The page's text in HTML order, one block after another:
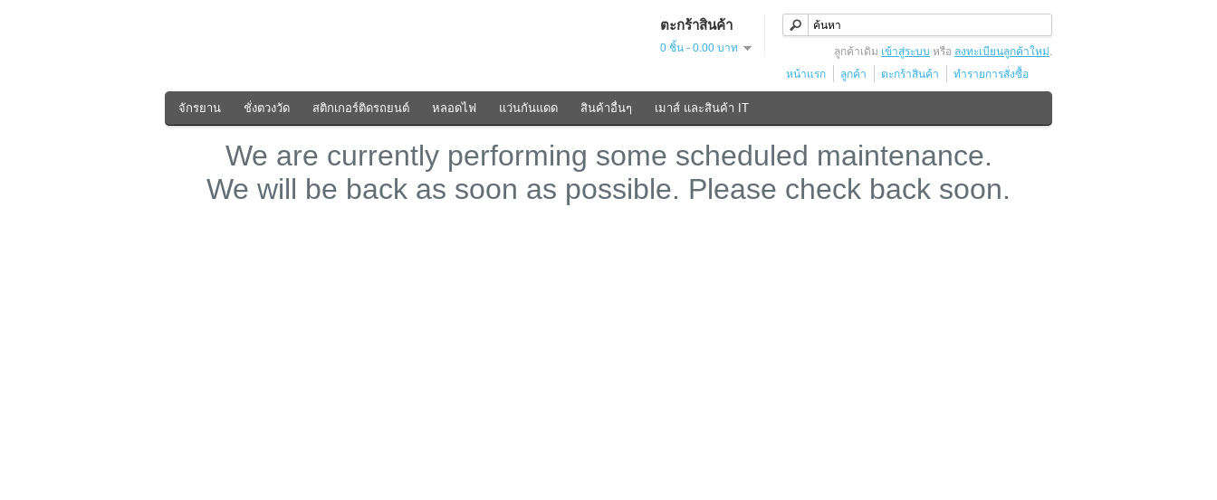
ตะกร้าสินค้า
0 ชิ้น - 0.00 บาท ลูกค้าเดิม เข้าสู่ระบบ หรือ ลงทะเบียนลูกค้าใหม่.
หน้าแรก
ลูกค้า ตะกร้าสินค้า ทำรายการสั่งซื้อ
จักรยาน ชั่งตวงวัด สติกเกอร์ติดรถยนต์ หลอดไฟ แว่นกันแดด สินค้าอื่นๆ เมาส์ และสินค้า IT
We are currently performing some scheduled maintenance.
We will be back as soon as possible. Please check back soon.